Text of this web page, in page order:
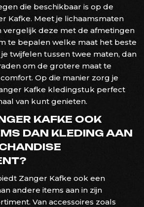
die beschikbaar is op de
Kafke. Meet je lichaamsmaten
vergelijk deze met de afmetingen
te bepalen welke maat het beste
twijfelen tussen twee maten, dan
om de grotere maat te
Op die manier zorg je
Kafke kledingstuk perfect
van kunt genieten.
KAFKE OOK
DAN KLEDING AAN
Zanger Kafke ook een
andere items aan in zijn
Van accessoires zoals